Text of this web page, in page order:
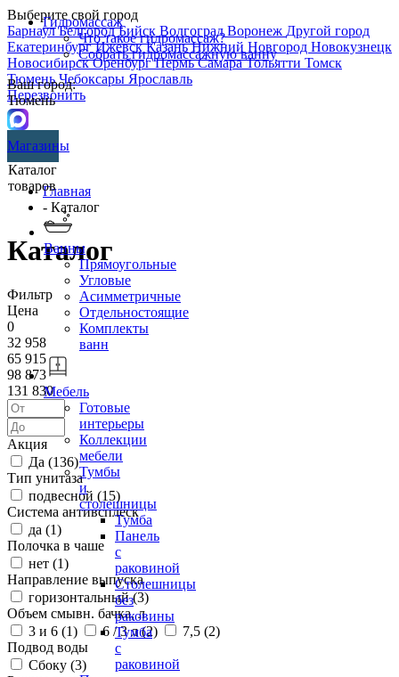
Выберите свой город
БарнаулБелгородБийск ВолгоградВоронеж Другой город
ЕкатеринбургИжевскКазаньНижний Новгород Новокузнецк
НовосибирскОренбургПермьСамараТольятти Томск
ТюменьЧебоксары Ярославль
Перезвонить
Гидромассаж
Что такое гидромассаж?
Собрать гидромассажную ванну
Ваш город:
Тюмень
Магазины
Каталог
товаров
Ванны
Прямоугольные
Угловые
Асимметричные
Отдельностоящие
Комплекты
ванн
Мебель
Готовые
интерьеры
Коллекции
мебели
Тумбы
и
столешницы
Тумба
Панель
с
раковиной
Столешницы
без
раковины
Тумба
с
раковиной
Главная
- Каталог
Каталог
Фильтр
Цена
0
32 958
65 915
98 873
131 830
Акция
Да (136)
Тип унитаза
подвесной (15)
Система антивсплеск
да (1)
Полочка в чаше
нет (1)
Направление выпуска
горизонтальный (3)
Объем смывн. бачка, л
3 и 6 (1) 6 / 3 л (2) 7,5 (2)
Подвод воды
Сбоку (3)